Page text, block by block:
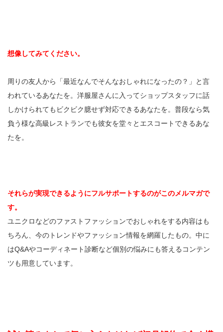
想像してみてください。
周りの友人から「最近なんでそんなおしゃれになったの？」と言
われているあなたを。洋服屋さんに入ってショップスタッフに話
しかけられてもビクビク臆せず対応できるあなたを。普段なら気
負う様な高級レストランでも彼女を堂々とエスコートできるあな
たを。
それらが実現できるようにフルサポートするのがこのメルマガで
す。
ユニクロなどのファストファッションでおしゃれをする内容はも
ちろん、今のトレンドやファッション情報を網羅したもの。中に
はQ&Aやコーディネート診断など個別の悩みにも答えるコンテン
ツも用意しています。